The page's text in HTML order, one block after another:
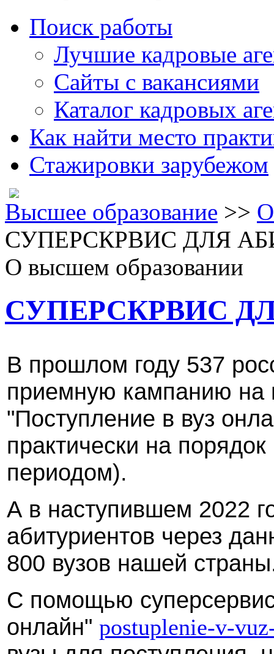
Поиск работы
Лучшие кадровые
Сайты с вакансиями
Каталог кадровых
Как найти место
Стажировки зарубежом
Высшее образование >>
СУПЕРСКРВИС ДЛЯ
О высшем образовании
СУПЕРСКРВИС
В прошлом году 537
приемную кампанию на
"Поступление в вуз
практически на
периодом).
А в наступившем 2022
абитуриентов через
800 вузов нашей
С помощью
онлайн" postuplenie-v-